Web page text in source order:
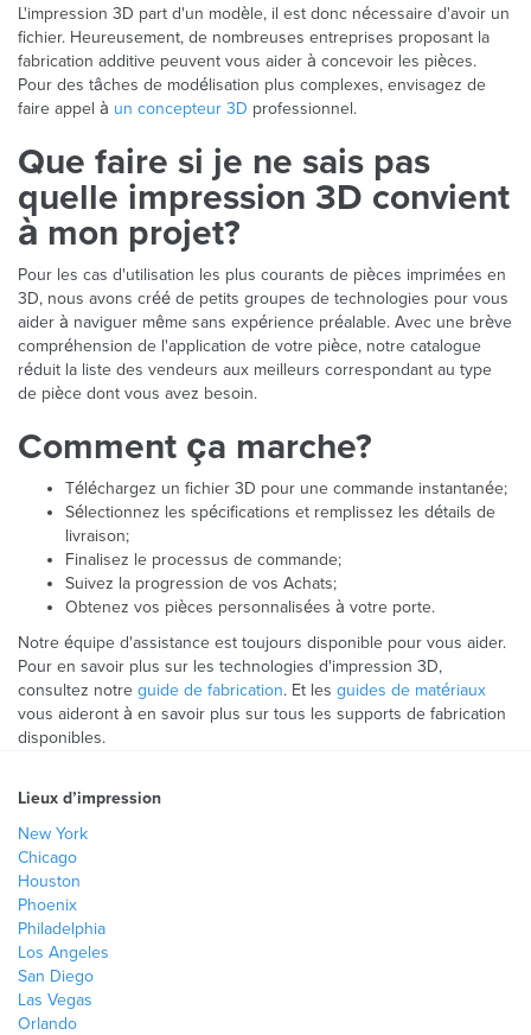
L'impression 3D part d'un modèle, il est donc nécessaire d'avoir un
fichier. Heureusement, de nombreuses entreprises proposant la
fabrication additive peuvent vous aider à concevoir les pièces.
Pour des tâches de modélisation plus complexes, envisagez de
faire appel à un concepteur 3D professionnel.
Que faire si je ne sais pas
quelle impression 3D convient
à mon projet?
Pour les cas d'utilisation les plus courants de pièces imprimées en
3D, nous avons créé de petits groupes de technologies pour vous
aider à naviguer même sans expérience préalable. Avec une brève
compréhension de l'application de votre pièce, notre catalogue
réduit la liste des vendeurs aux meilleurs correspondant au type
de pièce dont vous avez besoin.
Comment ça marche?
Téléchargez un fichier 3D pour une commande instantanée;
Sélectionnez les spécifications et remplissez les détails de
livraison;
Finalisez le processus de commande;
Suivez la progression de vos Achats;
Obtenez vos pièces personnalisées à votre porte.
Notre équipe d'assistance est toujours disponible pour vous aider.
Pour en savoir plus sur les technologies d'impression 3D,
consultez notre guide de fabrication. Et les guides de matériaux
vous aideront à en savoir plus sur tous les supports de fabrication
disponibles.
Lieux d’impression
New York
Chicago
Houston
Phoenix
Philadelphia
Los Angeles
San Diego
Las Vegas
Orlando